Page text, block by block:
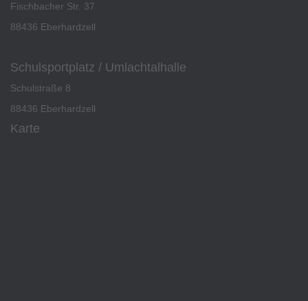
Fischbacher Str. 37
88436 Eberhardzell
Schulsportplatz / Umlachtalhalle
Schulstraße 8
88436 Eberhardzell
Karte